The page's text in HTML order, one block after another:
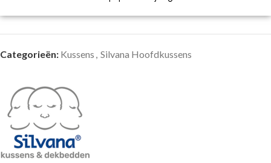
Categorieën: Kussens , Silvana Hoofdkussens